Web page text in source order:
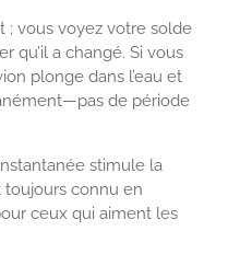
; vous voyez votre solde
qu’il a changé. Si vous
plonge dans l’eau et
de période
stimule la
toujours connu en
ceux qui aiment les